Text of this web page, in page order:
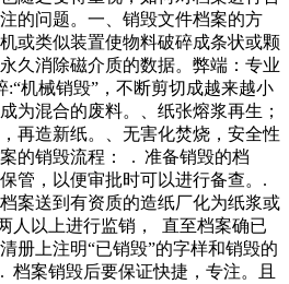
般的贵妃椅占地面积都很大，摆在
很多人选择摆在卧室。但是如果想
度肯定不如柔软的大床，因此时意
苍南桥墩的某处桥底下，没有固定
捡点废品拿去换点钱。民警了解情
道上推车行走的危险性，并联系就
急。得知两人要前往罗
的问题。一、销毁文件档案的方
或类似装置使物料破碎成条状或颗
久消除磁介质的数据。弊端：专业
机械销毁”，不断剪切成越来越小
为混合的废料。、纸张熔浆再生；
再造新纸。、无害化焚烧，安全性
的销毁流程： . 准备销毁的档
管，以便审批时可以进行备查。.
案送到有资质的造纸厂化为纸浆或
人以上进行监销， 直至档案确已
册上注明“已销毁”的字样和销毁的
档案销毁后要保证快捷，专注。且